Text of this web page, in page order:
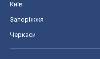
Київ
Запоріжжя
Черкаси